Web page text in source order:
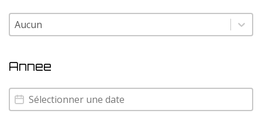
Couleur
Couleur
Annee
Annee
Annee